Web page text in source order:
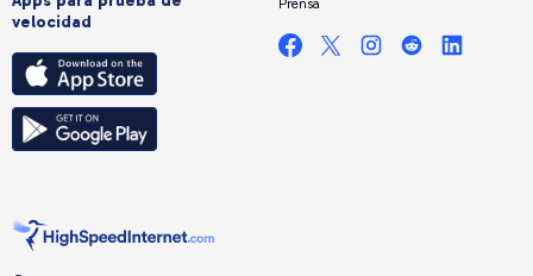
velocidad
Prensa